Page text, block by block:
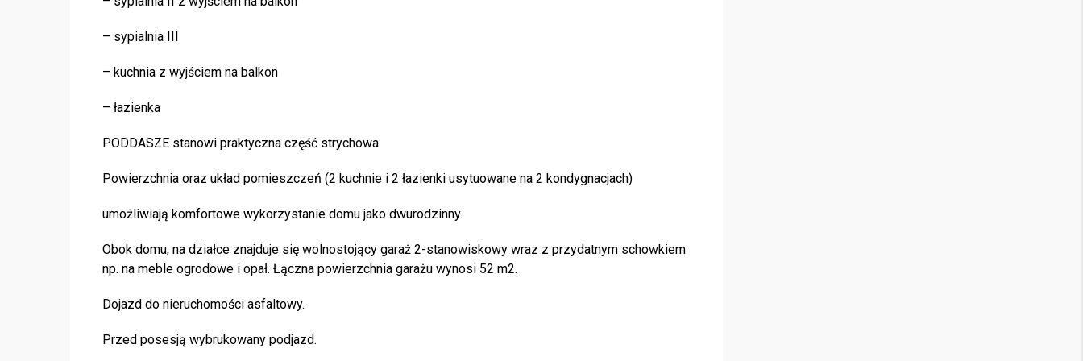
– sypialnia III
– kuchnia z wyjściem na balkon
– łazienka
PODDASZE stanowi praktyczna część strychowa.
Powierzchnia oraz układ pomieszczeń (2 kuchnie i 2 łazienki usytuowane na 2 kondygnacjach)
umożliwiają komfortowe wykorzystanie domu jako dwurodzinny.
Obok domu, na działce znajduje się wolnostojący garaż 2-stanowiskowy wraz z przydatnym schowkiem
np. na meble ogrodowe i opał. Łączna powierzchnia garażu wynosi 52 m2.
Dojazd do nieruchomości asfaltowy.
Przed posesją wybrukowany podjazd.